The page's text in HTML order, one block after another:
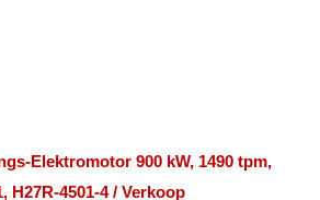
Elektromotor 900 kW, 1490 tpm,
H27R-4501-4 / Verkoop